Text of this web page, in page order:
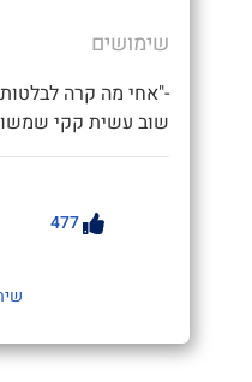
שימושים
-"אחי מה קרה
שוב עשית קקי
477